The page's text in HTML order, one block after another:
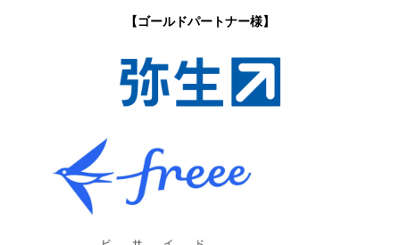
【ゴールドパートナー様】